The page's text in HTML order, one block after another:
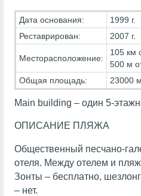
Дата основания:
1999 г.
Реставрирован:
2007 г.
Месторасположение:
105 км
500 м
Общая площадь:
23000
Main building – один 5-
ОПИСАНИЕ ПЛЯЖА
Общественный песчано-
отеля. Между отелем и
Зонты – бесплатно,
– нет.